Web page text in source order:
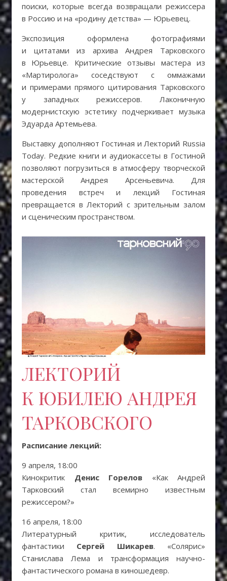
поиски, которые всегда возвращали режиссера
в Россию и на «родину детства» — Юрьевец.
Экспозиция оформлена фотографиями
и цитатами из архива Андрея Тарковского
в Юрьевце. Критические отзывы мастера из
«Мартиролога» соседствуют с оммажами
и примерами прямого цитирования Тарковского
у западных режиссеров. Лаконичную
модернистскую эстетику подчеркивает музыка
Эдуарда Артемьева.
Выставку дополняют Гостиная и Лекторий Russia
Today. Редкие книги и аудиокассеты в Гостиной
позволяют погрузиться в атмосферу творческой
мастерской Андрея Арсеньевича. Для
проведения встреч и лекций Гостиная
превращается в Лекторий с зрительным залом
и сценическим пространством.
ЛЕКТОРИЙ
К ЮБИЛЕЮ АНДРЕЯ
ТАРКОВСКОГО
Расписание лекций:
9 апреля, 18:00
Кинокритик Денис Горелов «Как Андрей
Тарковский стал всемирно известным
режиссером?»
16 апреля, 18:00
Литературный критик, исследователь
фантастики Сергей Шикарев. «Солярис»
Станислава Лема и трансформация научно-
фантастического романа в киношедевр.